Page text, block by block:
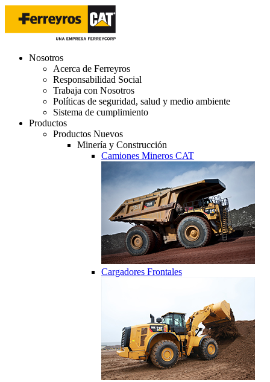
Nosotros
Acerca de Ferreyros
Responsabilidad Social
Trabaja con Nosotros
Políticas de seguridad, salud y medio ambiente
Sistema de cumplimiento
Productos
Productos Nuevos
Minería y Construcción
Camiones Mineros CAT
Cargadores Frontales